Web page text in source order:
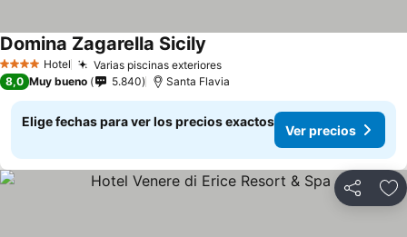
4 EstrellasHotel Varias piscinas exterioresVer precios
Domina Zagarella Sicily
8,0 Muy bueno 5.840 Santa Flavia
Elige fechas para ver los precios exactos
Ver precios
Compartir